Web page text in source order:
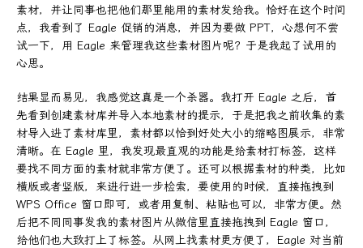
素材，并让同事也把他们那里能用的素材发给我。恰好在这个时间
点，我看到了 Eagle 促销的消息，并因为要做 PPT，心想何不尝
试一下，用 Eagle 来管理我这些素材图片呢？于是我起了试用的
心思。
结果显而易见，我感觉这真是一个杀器。我打开 Eagle 之后，首
先看到创建素材库并导入本地素材的提示，于是把我之前收集的素
材导入进了素材库里，素材都以恰到好处大小的缩略图展示，非常
清晰。在 Eagle 里，我发现最直观的功能是给素材打标签，这样
要找不同方面的素材就非常方便了。还可以根据素材的种类，比如
横版或者竖版，来进行进一步检索，要使用的时候，直接拖拽到
WPS Office 窗口即可，或者用复制、粘贴也可以，非常方便。然
后把不同同事发我的素材图片从微信里直接拖拽到 Eagle 窗口，
给他们也大致打上了标签。从网上找素材更方便了，Eagle 对当前